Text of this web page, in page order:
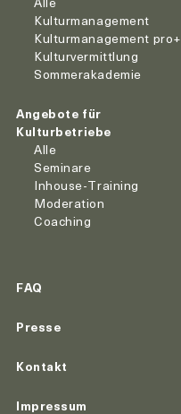
Kulturmanagement
Kulturmanagement pro+
Kulturvermittlung
Sommerakademie
Angebote für
Kulturbetriebe
Alle
Seminare
Inhouse-Training
Moderation
Coaching
FAQ
Presse
Kontakt
Impressum